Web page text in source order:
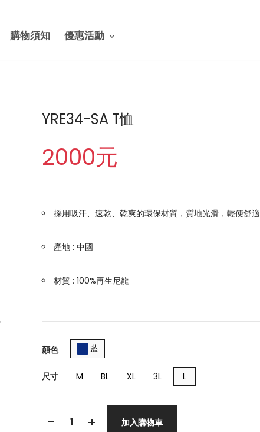
購物須知 優惠活動
YRE34-SA T恤
2000元
採用吸汗、速乾、乾爽的環保材質，質地光滑，輕便舒適
產地 : 中國
材質 : 100%再生尼龍
顏色 藍
尺寸 M BL XL 3L L
- + 加入購物車